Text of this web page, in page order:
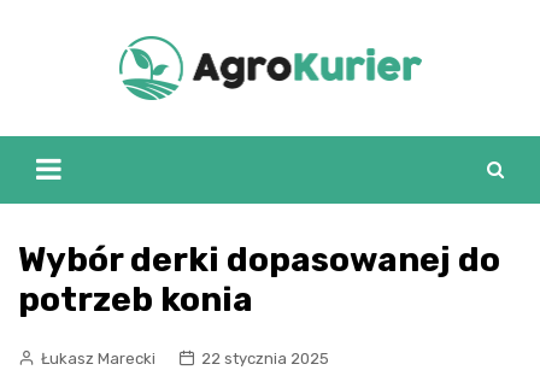
Wybór derki dopasowanej do
potrzeb konia
Łukasz Marecki
22 stycznia 2025